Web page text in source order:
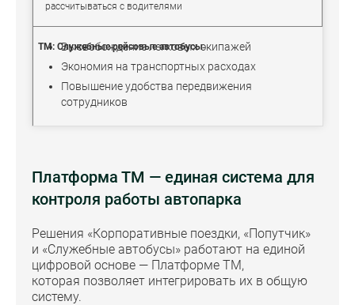
рассчитываться с водителями
Высвобождение легковых экипажей
Экономия на транспортных расходах
Повышение удобства передвижения
сотрудников
Платформа ТМ — единая система для
контроля работы автопарка
Решения «Корпоративные поездки, «Попутчик»
и «Служебные автобусы» работают на единой
цифровой основе — Платформе ТМ,
которая позволяет интегрировать их в общую
систему.